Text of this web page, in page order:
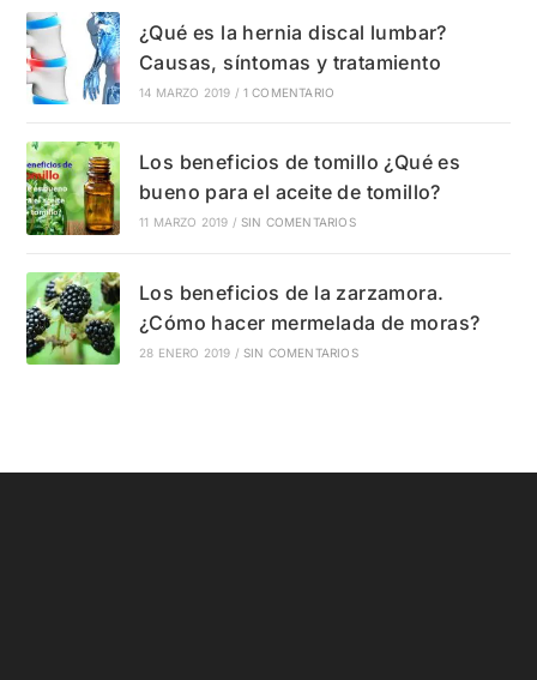
¿Qué es la hernia discal lumbar?
Causas, síntomas y tratamiento
14 MARZO 2019 / 1 COMENTARIO
Los beneficios de tomillo ¿Qué es
bueno para el aceite de tomillo?
11 MARZO 2019 / SIN COMENTARIOS
Los beneficios de la zarzamora.
¿Cómo hacer mermelada de moras?
28 ENERO 2019 / SIN COMENTARIOS